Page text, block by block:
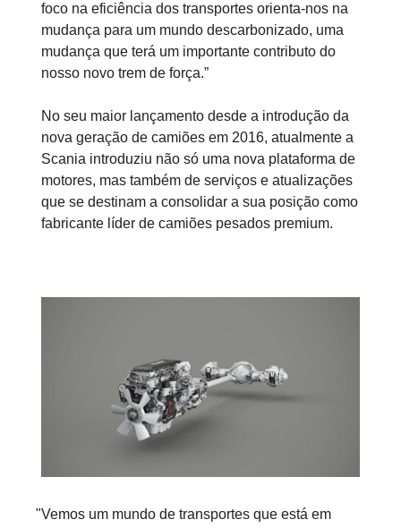
foco na eficiência dos transportes orienta-nos na
mudança para um mundo descarbonizado, uma
mudança que terá um importante contributo do
nosso novo trem de força.”
No seu maior lançamento desde a introdução da
nova geração de camiões em 2016, atualmente a
Scania introduziu não só uma nova plataforma de
motores, mas também de serviços e atualizações
que se destinam a consolidar a sua posição como
fabricante líder de camiões pesados premium.
"Vemos um mundo de transportes que está em